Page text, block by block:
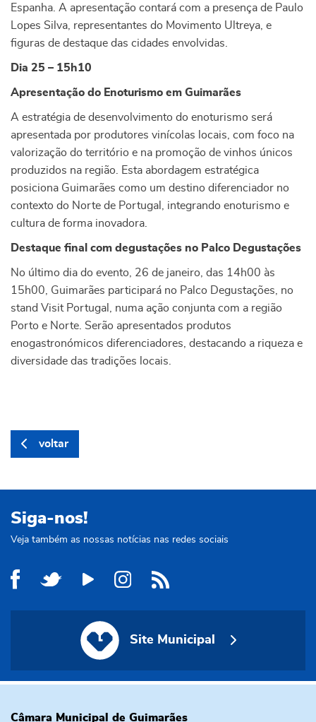
Espanha. A apresentação contará com a presença de Paulo
Lopes Silva, representantes do Movimento Ultreya, e
figuras de destaque das cidades envolvidas.
Dia 25 – 15h10
Apresentação do Enoturismo em Guimarães
A estratégia de desenvolvimento do enoturismo será
apresentada por produtores vinícolas locais, com foco na
valorização do território e na promoção de vinhos únicos
produzidos na região. Esta abordagem estratégica
posiciona Guimarães como um destino diferenciador no
contexto do Norte de Portugal, integrando enoturismo e
cultura de forma inovadora.
Destaque final com degustações no Palco Degustações
No último dia do evento, 26 de janeiro, das 14h00 às
15h00, Guimarães participará no Palco Degustações, no
stand Visit Portugal, numa ação conjunta com a região
Porto e Norte. Serão apresentados produtos
enogastronómicos diferenciadores, destacando a riqueza e
diversidade das tradições locais.
voltar
Siga-nos!
Veja também as nossas notícias nas redes sociais
Site Municipal
Câmara Municipal de Guimarães